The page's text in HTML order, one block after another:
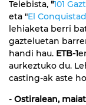
Telebista, "101
eta "El
lehiaketa berri
gazteluetan
handi hau. ETB-1
aurkeztuko du.
casting-ak aste
- Ostiralean,